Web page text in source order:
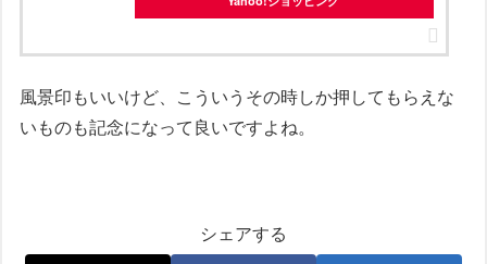
風景印もいいけど、こういうその時しか押してもらえな
いものも記念になって良いですよね。
シェアする